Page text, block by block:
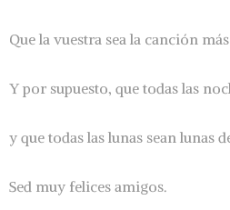
Que la vuestra sea la canción
Y por supuesto, que todas las
y que todas las lunas sean lunas
Sed muy felices amigos.